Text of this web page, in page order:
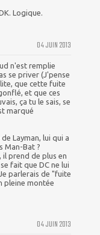
Logique.
04 JUIN 2013
n'est remplie
se priver (J'pense
que cette fuite
et que ces
ça tu le sais, se
marqué
Layman, lui qui a
Man-Bat ?
prend de plus en
fait que DC ne lui
parlerais de "fuite
pleine montée
04 JUIN 2013